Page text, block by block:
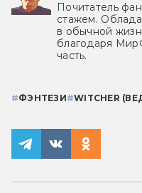
Почитатель
стажем.
в обычной
благодаря
часть.
#ФЭНТЕЗИ#WITCHER